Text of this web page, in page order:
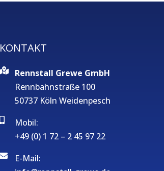
KONTAKT
Rennstall Grewe GmbH
Rennbahnstraße 100
50737 Köln Weidenpesch
Mobil:
+49 (0) 1 72 – 2 45 97 22
E-Mail: